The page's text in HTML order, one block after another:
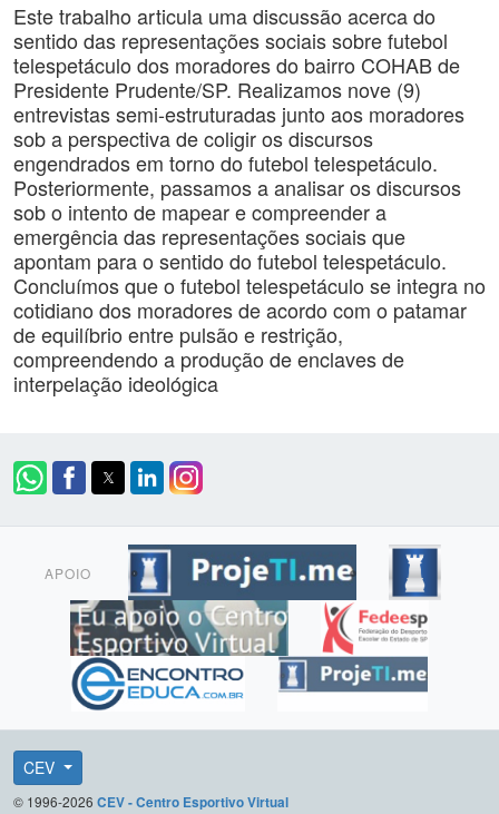
Este trabalho articula uma discussão acerca do
sentido das representações sociais sobre futebol
telespetáculo dos moradores do bairro COHAB de
Presidente Prudente/SP. Realizamos nove (9)
entrevistas semi-estruturadas junto aos moradores
sob a perspectiva de coligir os discursos
engendrados em torno do futebol telespetáculo.
Posteriormente, passamos a analisar os discursos
sob o intento de mapear e compreender a
emergência das representações sociais que
apontam para o sentido do futebol telespetáculo.
Concluímos que o futebol telespetáculo se integra no
cotidiano dos moradores de acordo com o patamar
de equilíbrio entre pulsão e restrição,
compreendendo a produção de enclaves de
interpelação ideológica
APOIO
CEV
© 1996-2026 CEV - Centro Esportivo Virtual